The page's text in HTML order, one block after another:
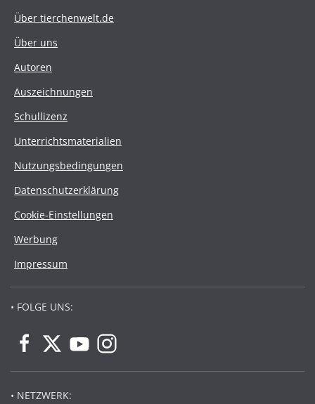
Über tierchenwelt.de
Über uns
Autoren
Auszeichnungen
Schullizenz
Unterrichtsmaterialien
Nutzungsbedingungen
Datenschutzerklärung
Cookie-Einstellungen
Werbung
Impressum
• FOLGE UNS:
• NETZWERK: